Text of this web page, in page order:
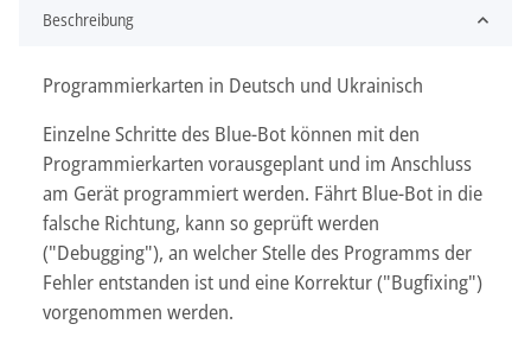
Beschreibung
Programmierkarten in Deutsch und Ukrainisch
Einzelne Schritte des Blue-Bot können mit den
Programmierkarten vorausgeplant und im Anschluss
am Gerät programmiert werden. Fährt Blue-Bot in die
falsche Richtung, kann so geprüft werden
("Debugging"), an welcher Stelle des Programms der
Fehler entstanden ist und eine Korrektur ("Bugfixing")
vorgenommen werden.